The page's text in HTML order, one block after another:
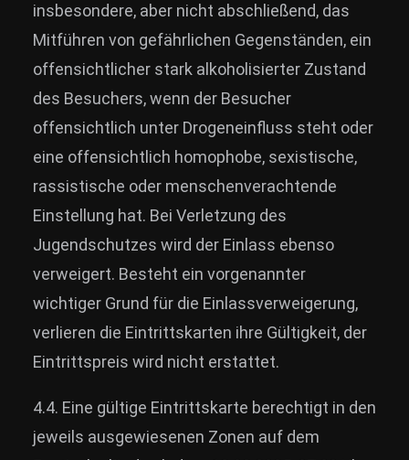
insbesondere, aber nicht abschließend, das
Mitführen von gefährlichen Gegenständen, ein
offensichtlicher stark alkoholisierter Zustand
des Besuchers, wenn der Besucher
offensichtlich unter Drogeneinfluss steht oder
eine offensichtlich homophobe, sexistische,
rassistische oder menschenverachtende
Einstellung hat. Bei Verletzung des
Jugendschutzes wird der Einlass ebenso
verweigert. Besteht ein vorgenannter
wichtiger Grund für die Einlassverweigerung,
verlieren die Eintrittskarten ihre Gültigkeit, der
Eintrittspreis wird nicht erstattet.
4.4. Eine gültige Eintrittskarte berechtigt in den
jeweils ausgewiesenen Zonen auf dem